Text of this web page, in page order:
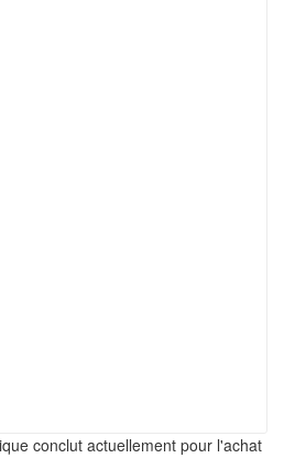
conclut actuellement pour l'achat